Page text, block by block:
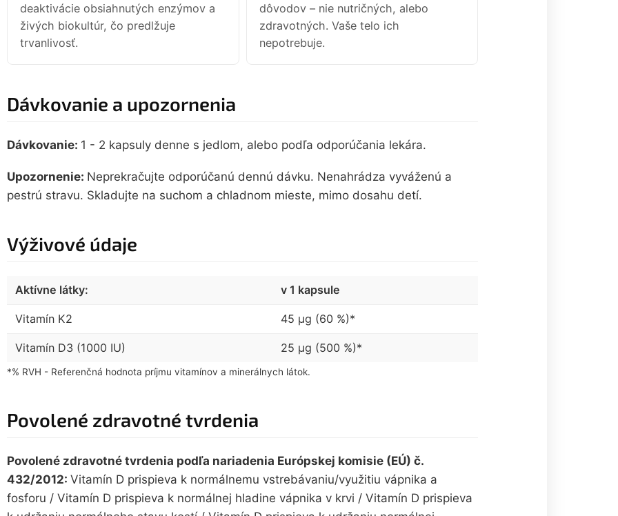
deaktivácie obsiahnutých enzýmov a
živých biokultúr, čo predlžuje
trvanlivosť.
dôvodov – nie nutričných, alebo
zdravotných. Vaše telo ich
nepotrebuje.
Dávkovanie a upozornenia
Dávkovanie: 1 - 2 kapsuly denne s jedlom, alebo podľa odporúčania lekára.
Upozornenie: Neprekračujte odporúčanú dennú dávku. Nenahrádza vyváženú a
pestrú stravu. Skladujte na suchom a chladnom mieste, mimo dosahu detí.
Výživové údaje
Aktívne látky: v 1 kapsule
Vitamín K2 45 µg (60 %)*
Vitamín D3 (1000 IU) 25 µg (500 %)*
*% RVH - Referenčná hodnota príjmu vitamínov a minerálnych látok.
Povolené zdravotné tvrdenia
Povolené zdravotné tvrdenia podľa nariadenia Európskej komisie (EÚ) č.
432/2012: Vitamín D prispieva k normálnemu vstrebávaniu/využitiu vápnika a
fosforu / Vitamín D prispieva k normálnej hladine vápnika v krvi / Vitamín D prispieva